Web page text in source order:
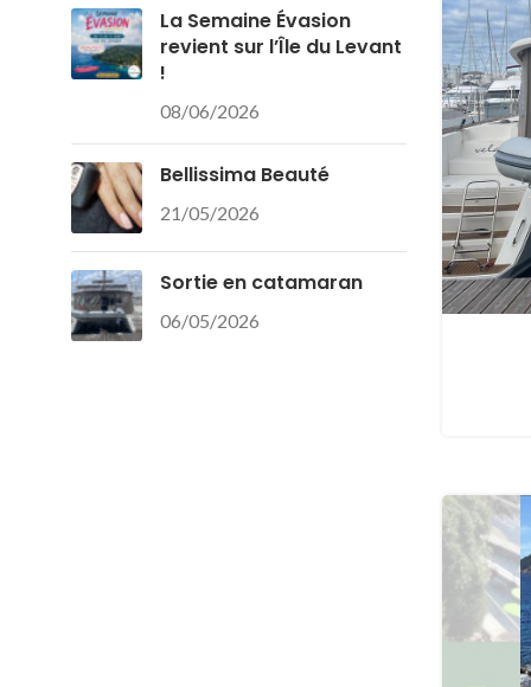
La Semaine Évasion
revient sur l’Île du Levant
!
08/06/2026
Bellissima Beauté
21/05/2026
Sortie en catamaran
06/05/2026